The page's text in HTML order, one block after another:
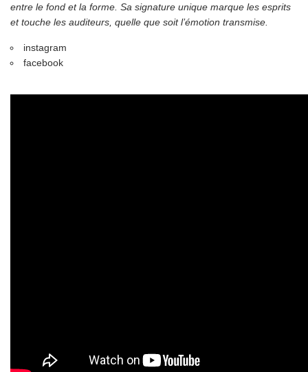
entre le fond et la forme. Sa signature unique marque les esprits
et touche les auditeurs, quelle que soit l’émotion transmise.
instagram
facebook